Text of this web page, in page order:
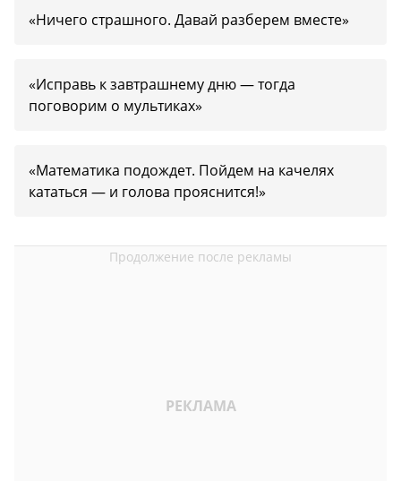
«Ничего страшного. Давай разберем вместе»
«Исправь к завтрашнему дню — тогда
поговорим о мультиках»
«Математика подождет. Пойдем на качелях
кататься — и голова прояснится!»